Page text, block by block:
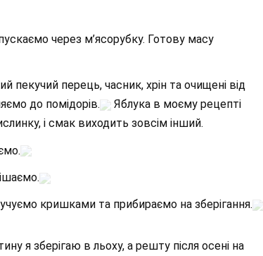
через м’ясорубку. Готову масу
пекучий перець, часник, хрін та очищені від
до помідорів.
Яблука в моєму рецепті
і смак виходить зовсім інший.
кришками та прибираємо на зберігання.
я зберігаю в льоху, а решту після осені на